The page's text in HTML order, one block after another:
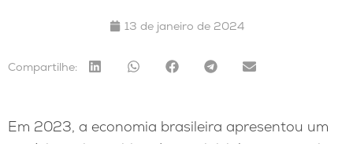
13 de janeiro de 2024
Compartilhe:
Em 2023, a economia brasileira apresentou um